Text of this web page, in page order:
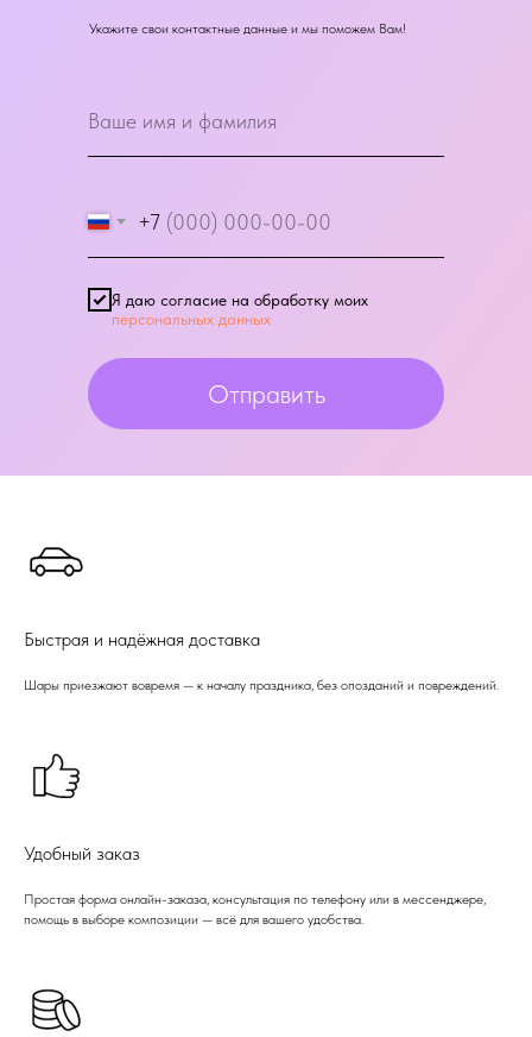
+7
Я даю согласие на обработку моих
персональных данных
Отправить
Укажите свои контактные данные и мы поможем Вам!
Быстрая и надёжная доставка
Шары приезжают вовремя — к началу праздника, без опозданий и повреждений.
Удобный заказ
Простая форма онлайн-заказа, консультация по телефону или в мессенджере,
помощь в выборе композиции — всё для вашего удобства.